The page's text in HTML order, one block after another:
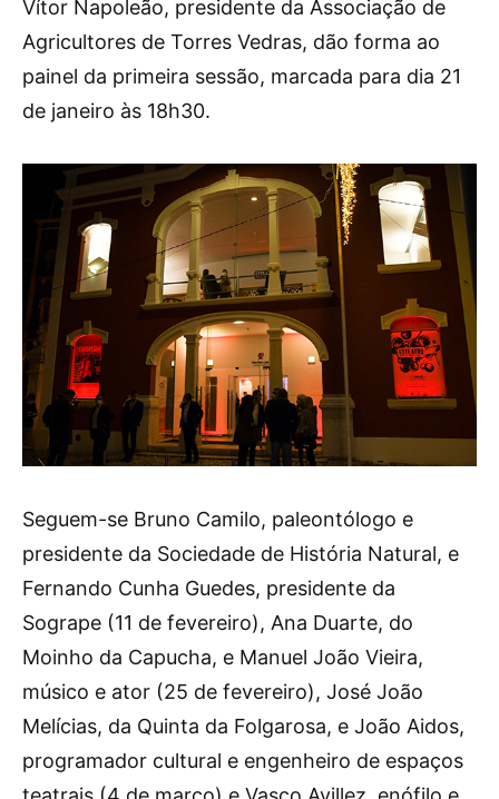
Vítor Napoleão, presidente da Associação de
Agricultores de Torres Vedras, dão forma ao
painel da primeira sessão, marcada para dia 21
de janeiro às 18h30.
Seguem-se Bruno Camilo, paleontólogo e
presidente da Sociedade de História Natural, e
Fernando Cunha Guedes, presidente da
Sogrape (11 de fevereiro), Ana Duarte, do
Moinho da Capucha, e Manuel João Vieira,
músico e ator (25 de fevereiro), José João
Melícias, da Quinta da Folgarosa, e João Aidos,
programador cultural e engenheiro de espaços